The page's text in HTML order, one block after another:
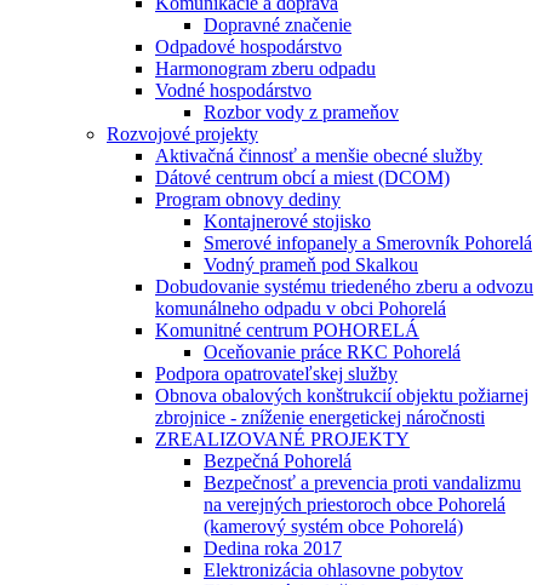
Dopravné značenie
Odpadové hospodárstvo
Harmonogram zberu odpadu
Vodné hospodárstvo
Rozbor vody z prameňov
Rozvojové projekty
Aktivačná činnosť a menšie obecné služby
Dátové centrum obcí a miest (DCOM)
Program obnovy dediny
Kontajnerové stojisko
Smerové infopanely a Smerovník Pohorelá
Vodný prameň pod Skalkou
Dobudovanie systému triedeného zberu a odvozu
komunálneho odpadu v obci Pohorelá
Komunitné centrum POHORELÁ
Oceňovanie práce RKC Pohorelá
Podpora opatrovateľskej služby
Obnova obalových konštrukcií objektu požiarnej
zbrojnice - zníženie energetickej náročnosti
ZREALIZOVANÉ PROJEKTY
Bezpečná Pohorelá
Bezpečnosť a prevencia proti vandalizmu
na verejných priestoroch obce Pohorelá
(kamerový systém obce Pohorelá)
Dedina roka 2017
Elektronizácia ohlasovne pobytov